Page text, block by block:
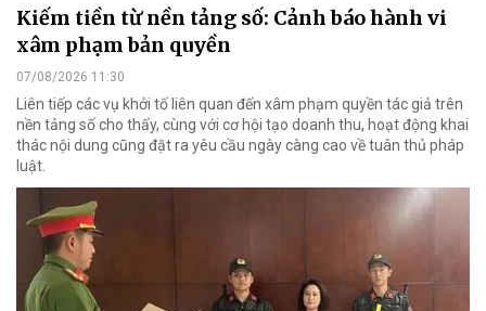
Kiếm tiền từ nền tảng số: Cảnh báo hành vi
xâm phạm bản quyền
07/08/2026 11:30
Liên tiếp các vụ khởi tố liên quan đến xâm phạm quyền tác giả trên
nền tảng số cho thấy, cùng với cơ hội tạo doanh thu, hoạt động khai
thác nội dung cũng đặt ra yêu cầu ngày càng cao về tuân thủ pháp
luật.